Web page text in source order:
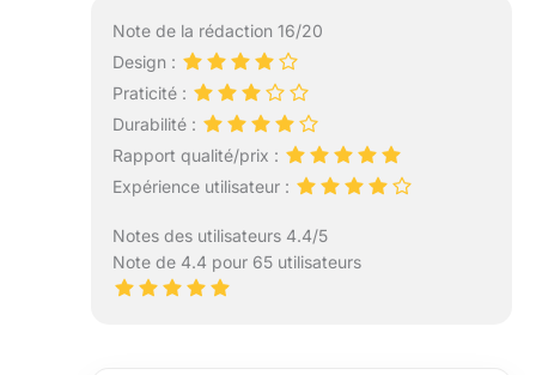
Note de la rédaction 16/20
Design :
Praticité :
Durabilité :
Rapport qualité/prix :
Expérience utilisateur :
Notes des utilisateurs 4.4/5
Note de 4.4 pour 65 utilisateurs